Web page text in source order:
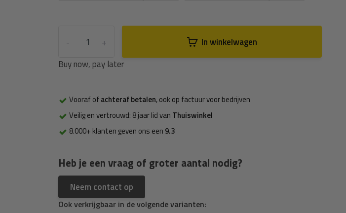
+
-
In winkelwagen
Buy now, pay later
Vooraf ofachteraf betalen, ook op factuur voor bedrijven
Veilig en vertrouwd: 8 jaar lid van Thuiswinkel
8.000+ klanten geven ons een 9.3
Heb je een vraag of groter aantal nodig?
Neem contact op
Ook verkrijgbaar in de volgende varianten: